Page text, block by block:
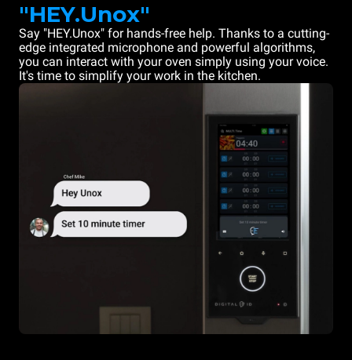
"HEY.Unox"
Say "HEY.Unox" for hands-free help. Thanks to a cutting-
edge integrated microphone and powerful algorithms,
you can interact with your oven simply using your voice.
It's time to simplify your work in the kitchen.